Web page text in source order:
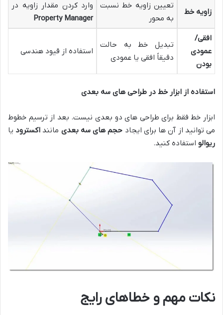
زاویه خط
تعیین زاویه خط نسبت
به محور
وارد کردن مقدار زاویه در
Property Manager
افقی/
عمودی
بودن
تبدیل خط به حالت
دقیقاً افقی یا عمودی
استفاده از قیود هندسی
استفاده از ابزار خط در طراحی های سه بعدی
ابزار خط فقط برای طراحی های دو بعدی نیست. بعد از ترسیم خطوط
می توانید از آن ها برای ایجاد حجم های سه بعدی مانند اکسترود یا
ریوالو استفاده کنید.
نکات مهم و خطاهای رایج